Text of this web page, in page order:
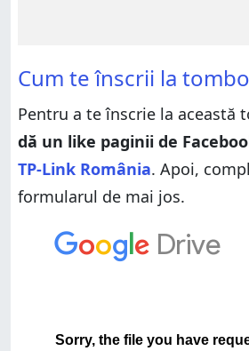
Cum te înscrii la
Pentru a te înscrie la această
dă un like paginii de
TP-Link România. Apoi,
formularul de mai jos.